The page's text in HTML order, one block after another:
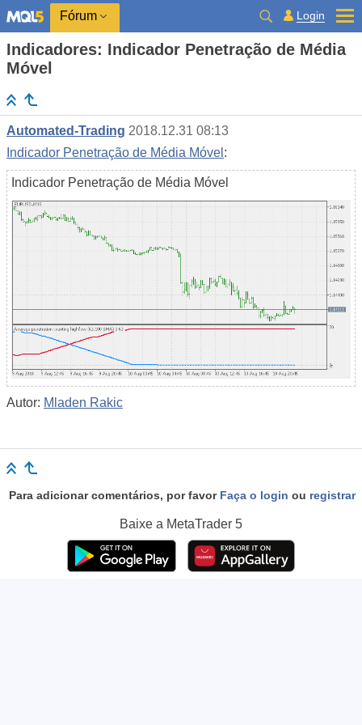
Fórum Login
Indicadores: Indicador Penetração de Média
Móvel
Automated-Trading 2018.12.31 08:13
Indicador Penetração de Média Móvel :
Indicador Penetração de Média Móvel
Autor: Mladen Rakic
Para adicionar comentários, por favor Faça o login ou registrar
Baixe a MetaTrader 5